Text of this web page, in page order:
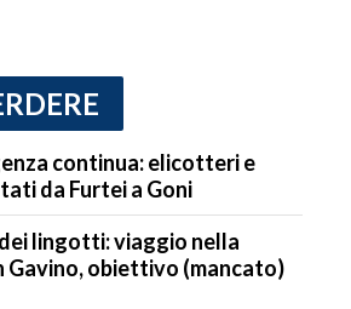
continua: elicotteri e
da Furtei a Goni
lingotti: viaggio nella
Gavino, obiettivo (mancato)